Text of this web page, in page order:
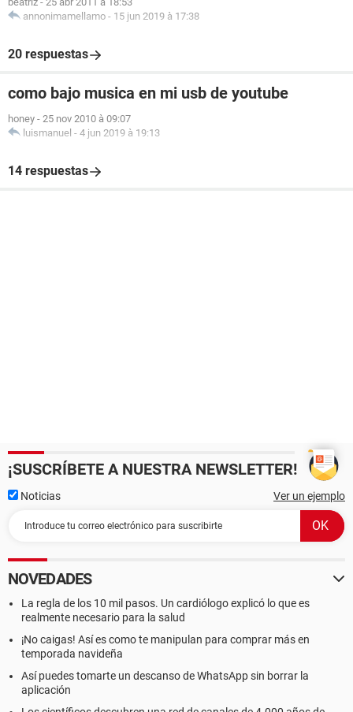
annonimamellamo - 15 jun 2019 à 17:38
20 respuestas
como bajo musica en mi usb de youtube
honey - 25 nov 2010 à 09:07
luismanuel - 4 jun 2019 à 19:13
14 respuestas
¡SUSCRÍBETE A NUESTRA NEWSLETTER!
Noticias Ver un ejemplo
NOVEDADES
La regla de los 10 mil pasos. Un cardiólogo explicó lo que es
realmente necesario para la salud
¡No caigas! Así es como te manipulan para comprar más en
temporada navideña
Así puedes tomarte un descanso de WhatsApp sin borrar la
aplicación